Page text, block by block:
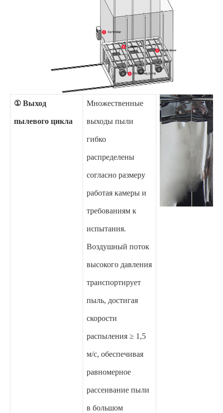
① Выход
пылевого цикла
Множественные
выходы пыли
гибко
распределены
согласно размеру
работая камеры и
требованиям к
испытания.
Воздушный поток
высокого давления
транспортирует
пыль, достигая
скорости
распыления ≥ 1,5
м/с, обеспечивая
равномерное
рассеивание пыли
в большом